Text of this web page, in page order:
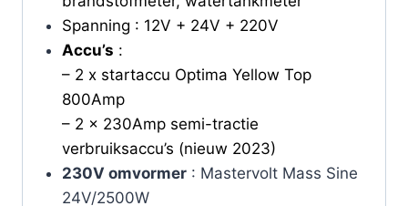
Spanning : 12V + 24V + 220V
Accu’s :
– 2 x startaccu Optima Yellow Top
800Amp
– 2 x 230Amp semi-tractie
verbruiksaccu’s (nieuw 2023)
230V omvormer: Mastervolt Mass Sine
24V/2500W